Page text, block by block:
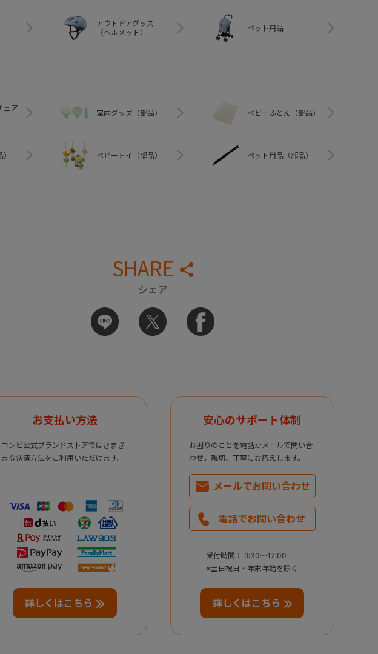
アウトドアグッズ
（ヘルメット）
ペット用品
ェア
室内グッズ（部品） ベビーふとん（部品）
ベビートイ（部品） ペット用品（部品）
SHARE
シェア
お支払い方法
コンビ公式ブランドストアではさまざ
まな決済方法をご利用いただけます。
詳しくはこちら
安心のサポート体制
お困りのことを電話かメールで問い合
わせ。親切、丁寧にお応えします。
メールでお問い合わせ
電話でお問い合わせ
受付時間： 9:30～17:00
※土日祝日・年末年始を除く
詳しくはこちら